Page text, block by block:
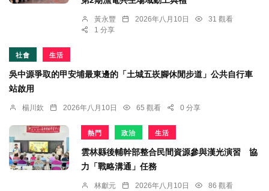
黃永豐 2026年八月10日
31 觀看
1 分享
社會 生活
吳中源爭取的甲安埔最東邊的「土城五崁腳休閒步道」公共自行車
站啟用
楊川欽 2026年八月10日 65 觀看 0 分享
熱門 政治 生活
雲林縣後輔幹部整合民間資源參與漢光演習 協
力「戰略溝通」任務
林獻元 2026年八月10日
86 觀看